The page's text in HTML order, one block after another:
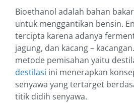
Bioethanol adalah bahan
untuk menggantikan bensin.
tercipta karena adanya
jagung, dan kacang –
metode pemisahan yaitu
destilasi ini menerapkan
senyawa yang tertarget
titik didih senyawa.